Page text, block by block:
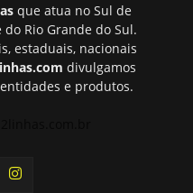
que atua no Sul de
Rio Grande do Sul.
estaduais, nacionais
divulgamos
e produtos.